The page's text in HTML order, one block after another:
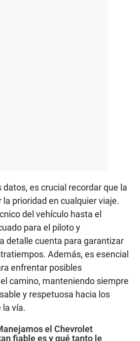
es crucial recordar que la
la prioridad en cualquier viaje.
del vehículo hasta el
para el piloto y
detalle cuenta para garantizar
Además, es esencial
enfrentar posibles
camino, manteniendo siempre
y respetuosa hacia los
la vía.
el Chevrolet
fiable es y qué tanto le